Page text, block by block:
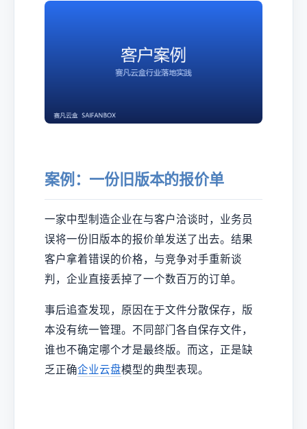
案例：一份旧版本的报价单
一家中型制造企业在与客户洽谈时，业务员
误将一份旧版本的报价单发送了出去。结果
客户拿着错误的价格，与竞争对手重新谈
判，企业直接丢掉了一个数百万的订单。
事后追查发现，原因在于文件分散保存，版
本没有统一管理。不同部门各自保存文件，
谁也不确定哪个才是最终版。而这，正是缺
乏正确企业云盘模型的典型表现。